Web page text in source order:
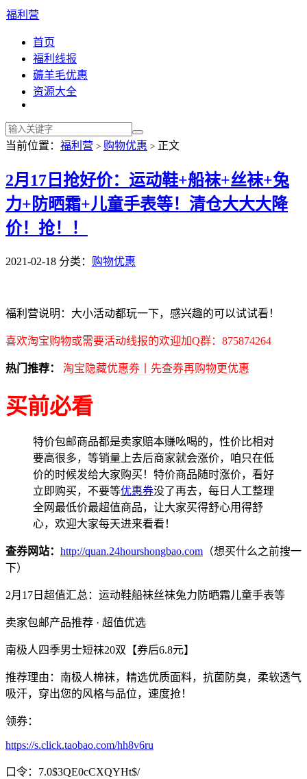
福利营
首页
福利线报
薅羊毛优惠
资源大全
当前位置： 福利营 > 购物优惠 > 正文
2月17日抢好价：运动鞋+船袜+丝袜+兔
力+防晒霜+儿童手表等！清仓大大大降
价！抢！！
2021-02-18 分类： 购物优惠
福利营说明：大小活动都玩一下，感兴趣的可以试试看！
喜欢淘宝购物或需要活动线报的欢迎加Q群：875874264
热门推荐： 淘宝隐藏优惠券丨先查券再购物更优惠
买前必看
特价包邮商品都是卖家赔本赚吆喝的，性价比相对
要高很多，等销量上去后商家就会涨价，咱只在低
价的时候发给大家购买！特价商品随时涨价，看好
立即购买，不要等优惠券没了再去，每日人工整理
全网最低价最超值商品，让大家买得舒心用得舒
心，欢迎大家每天进来看看！
查券网站： http://quan.24hourshongbao.com （想买什么之前搜一
下）
2月17日超值汇总：运动鞋船袜丝袜兔力防晒霜儿童手表等
卖家包邮产品推荐 · 超值优选
南极人四季男士短袜20双【券后6.8元】
推荐理由：南极人棉袜，精选优质面料，抗菌防臭，柔软透气
吸汗，穿出您的风格与品位，速度抢！
领券：
https://s.click.taobao.com/hh8v6ru
口令：7.0$3QE0cCXQYHt$/